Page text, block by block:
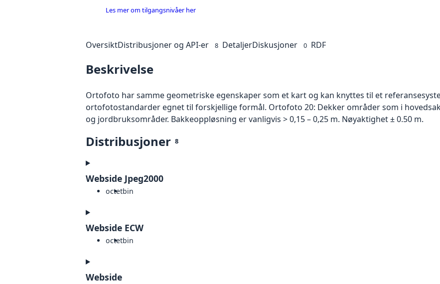
Les mer om tilgangsnivåer her
OversiktDistribusjoner og API-er 8 DetaljerDiskusjoner 0 RDF
Beskrivelse
Ortofoto har samme geometriske egenskaper som et kart og kan knyttes til et
ortofotostandarder egnet til forskjellige formål. Ortofoto 20: Dekker områder som i
og jordbruksområder. Bakkeoppløsning er vanligvis > 0,15 – 0,25 m. Nøyaktighet ± 0.50 m.
Distribusjoner 8
Webside Jpeg2000
octetbin
Webside ECW
octetbin
Webside